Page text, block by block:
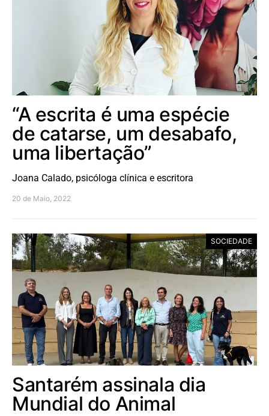
“A escrita é uma espécie
de catarse, um desabafo,
uma libertação”
Joana Calado, psicóloga clínica e escritora
20 de Maio, 2022
SOCIEDADE
Santarém assinala dia
Mundial do Animal